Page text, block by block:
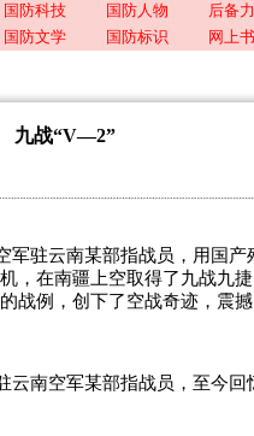
国防科技 国防人物 后备
国防文学 国防标识 网上
九战“V—2”
军驻云南某部指战员，用国
，在南疆上空取得了九战九
战例，创下了空战奇迹，震撼
云南空军某部指战员，至今回